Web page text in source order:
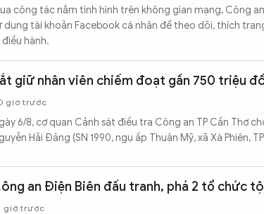
công tác nắm tình hình trên không gian mạng, Công
dụng tài khoản Facebook cá nhân để theo dõi, thích
điều hành.
giữ nhân viên chiếm đoạt gần 750 triệu
giờ trước
6/8, cơ quan Cảnh sát điều tra Công an TP Cần Thơ
Hải Đăng (SN 1990, ngụ ấp Thuận Mỹ, xã Xà Phiên,
an Điện Biên đấu tranh, phá 2 tổ chức
giờ trước